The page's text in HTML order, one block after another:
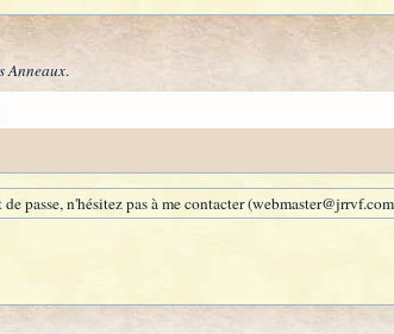
Anneaux.
passe, n'hésitez pas à me contacter